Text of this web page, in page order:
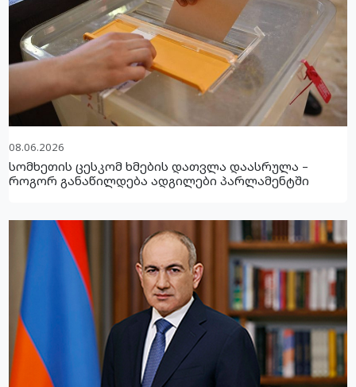
08.06.2026
სომხეთის ცესკომ ხმების დათვლა დაასრულა –
როგორ განაწილდება ადგილები პარლამენტში